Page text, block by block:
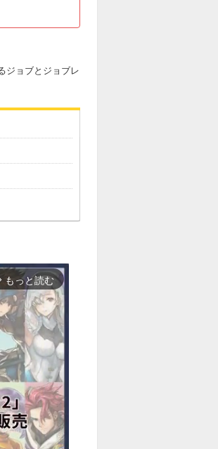
ジョブとジョブレ
もっと読む